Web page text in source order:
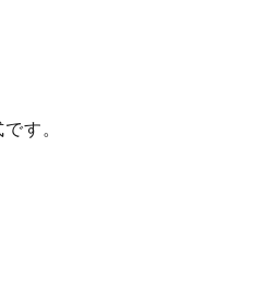
す。